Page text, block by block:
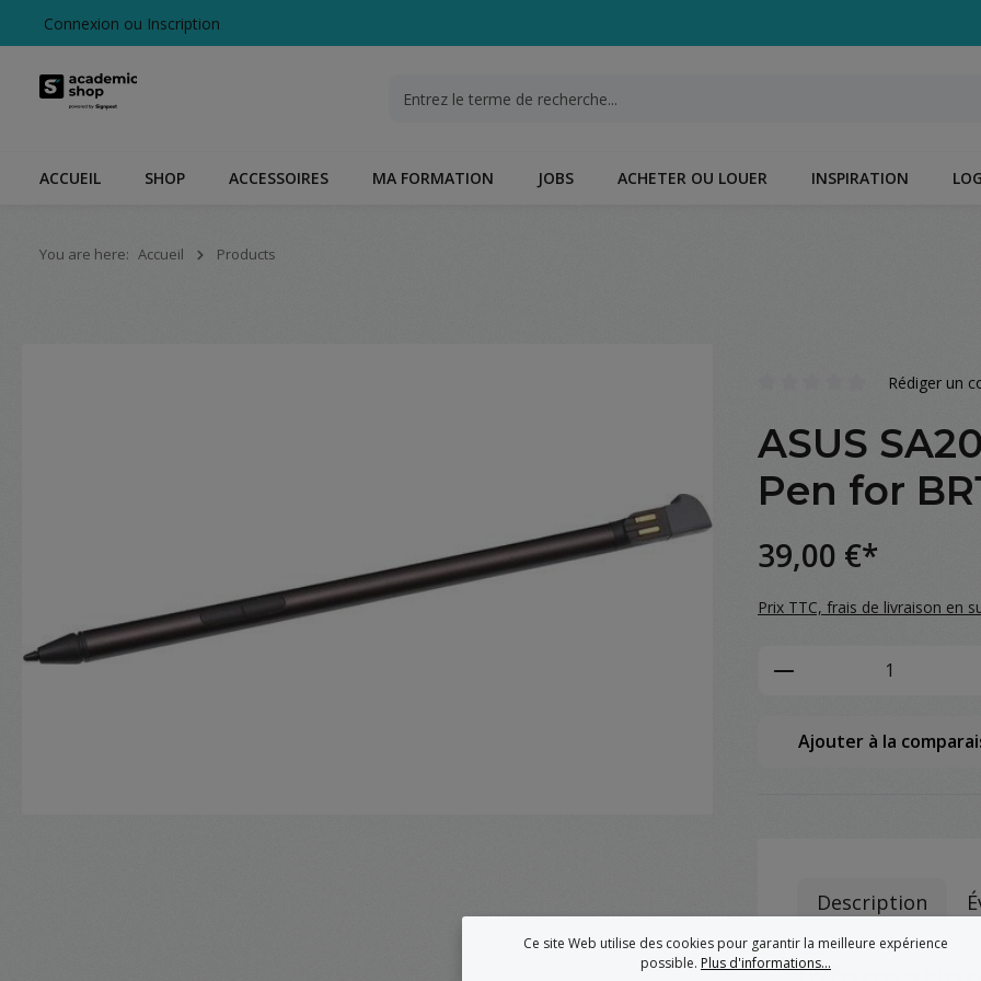
Passer à la navigation principale
Connexion ou Inscription
ACCUEIL SHOP ACCESSOIRES MA FORMATION JOBS ACHETER OU LOUER INSPIRATION
You are here: Accueil Products
Rédiger un
ASUS
Pen for
39,00 €*
Prix TTC, frais de livraison en
Product
Ajouter à la
Description
Ce site Web utilise des cookies pour garantir la meilleure expérience
possible. Plus d'informations...